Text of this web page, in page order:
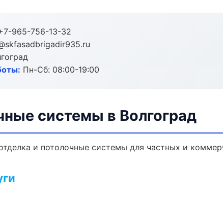
965-756-13-32
Пн-Сб: 08:00-19:00
системы в Волгоград
и потолочные системы для частных и